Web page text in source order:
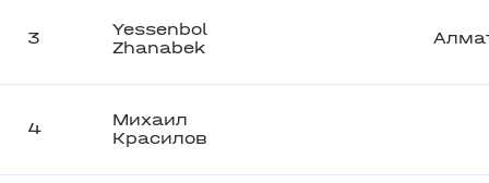
3
Yessenbol
Zhanabek
4
Михаил
Красилов